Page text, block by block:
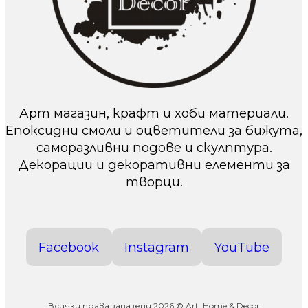
Арт магазин, крафт и хоби материали.
Епоксидни смоли и оцветители за бижута,
саморазливни подове и скулптура.
Декорации и декоративни елементи за
творци.
Facebook Instagram YouTube
Всички права запазени 2026 © Art, Home & Decor